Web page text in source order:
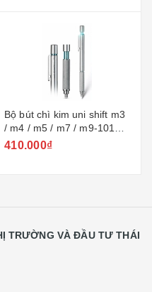
Bộ 12 bút chì gỗ mitsubishi
hi-uni
420.000₫
TRƯỜNG VÀ ĐẦU TƯ THÁI